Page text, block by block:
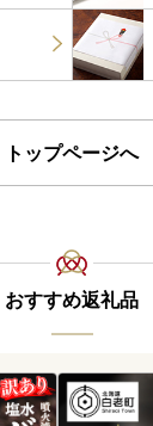
トップページへ
おすすめ返礼品